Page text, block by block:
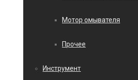
Мотор омывателя
Прочее
Инструмент